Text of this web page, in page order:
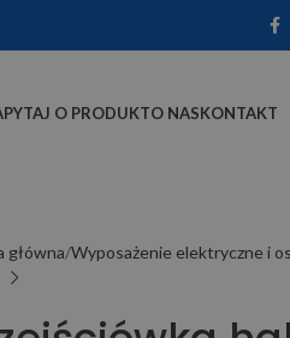
O PRODUKTO NASKONTAKT
główna Wyposażenie elektryczne i